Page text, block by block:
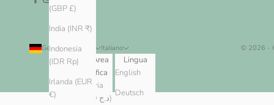
(GBP £)
India (INR ₹)
Indonesia
(IDR Rp)
Irlanda (EUR
€)
Germania (EUR €)
Paese/Area
geografica
Algeria
(DZD د.ج)
Italiano
Lingua
English
Deutsch
© 2026 -